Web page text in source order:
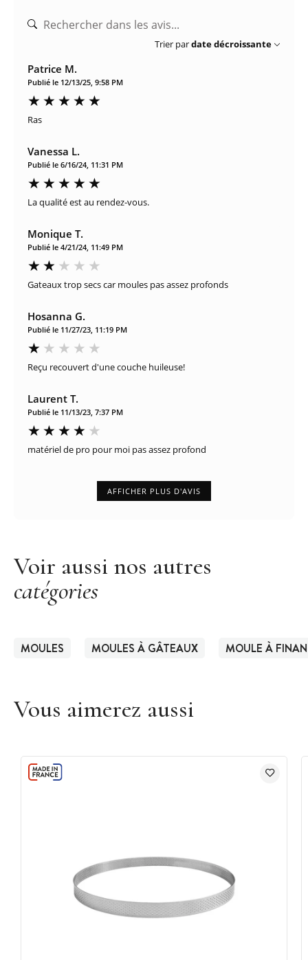
Trier pardate décroissante
Patrice M.
Publié le 12/13/25, 9:58 PM
Ras
Vanessa L.
Publié le 6/16/24, 11:31 PM
La qualité est au rendez-vous.
Monique T.
Publié le 4/21/24, 11:49 PM
Gateaux trop secs car moules pas assez profonds
Hosanna G.
Publié le 11/27/23, 11:19 PM
Reçu recouvert d'une couche huileuse!
Laurent T.
Publié le 11/13/23, 7:37 PM
matériel de pro pour moi pas assez profond
AFFICHER PLUS D'AVIS
Voir aussi nos autres
catégories
MOULES MOULES À GÂTEAUX MOULE À
Vous aimerez aussi